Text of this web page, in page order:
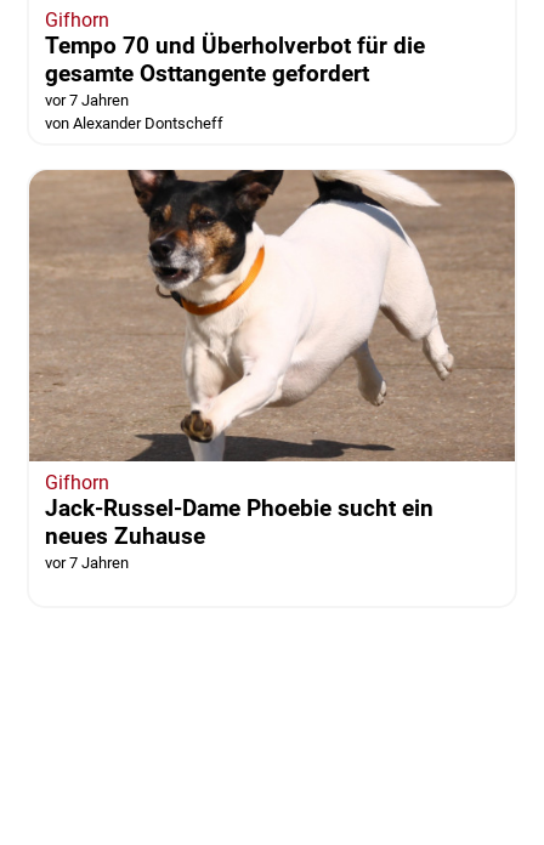
Gifhorn
Tempo 70 und Überholverbot für die
gesamte Osttangente gefordert
vor 7 Jahren
von Alexander Dontscheff
Gifhorn
Jack-Russel-Dame Phoebie sucht ein
neues Zuhause
vor 7 Jahren